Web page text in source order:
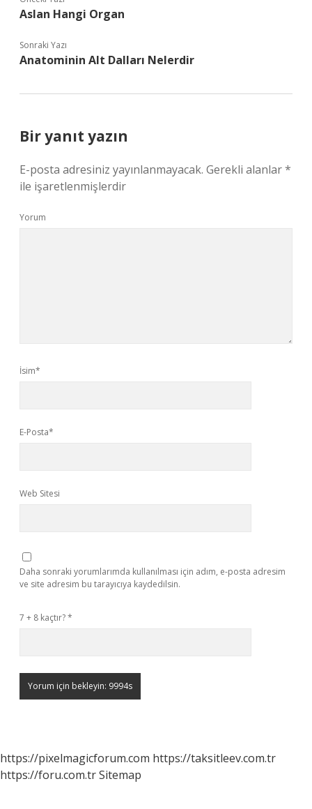
Aslan Hangi Organ
Sonraki Yazı
Anatominin Alt Dalları Nelerdir
Bir yanıt yazın
E-posta adresiniz yayınlanmayacak. Gerekli alanlar*
ile işaretlenmişlerdir
Yorum
İsim*
E-Posta*
Web Sitesi
Daha sonraki yorumlarımda kullanılması için adım, e-posta adresim
ve site adresim bu tarayıcıya kaydedilsin.
7 + 8 kaçtır?*
https://pixelmagicforum.com https://taksitleev.com.tr
https://foru.com.trSitemap